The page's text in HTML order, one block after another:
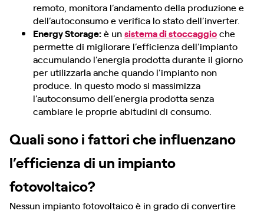
remoto, monitora l’andamento della produzione e
dell’autoconsumo e verifica lo stato dell’inverter.
Energy Storage:è unsistema di stoccaggioche
permette di migliorare l’efficienza dell’impianto
accumulando l’energia prodotta durante il giorno
per utilizzarla anche quando l’impianto non
produce. In questo modo si massimizza
l’autoconsumo dell’energia prodotta senza
cambiare le proprie abitudini di consumo.
Quali sono i fattori che influenzano
l’efficienza di un impianto
fotovoltaico?
Nessun impianto fotovoltaico è in grado di convertire